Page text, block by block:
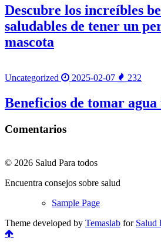
Descubre los increíbles
saludables de tener un
mascota
Uncategorized 2025-02-07 232
Beneficios de tomar
Comentarios
© 2026 Salud Para todos
Encuentra consejos sobre salud
Sample Page
Theme developed by Temaslab for Salud